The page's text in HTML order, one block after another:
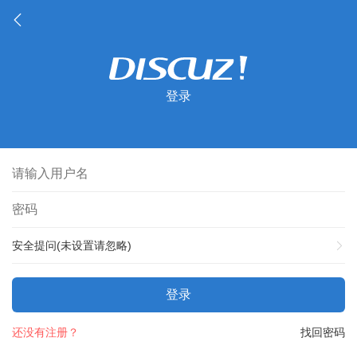
登录
安全提问(未设置请忽略)
登录
找回密码
还没有注册？